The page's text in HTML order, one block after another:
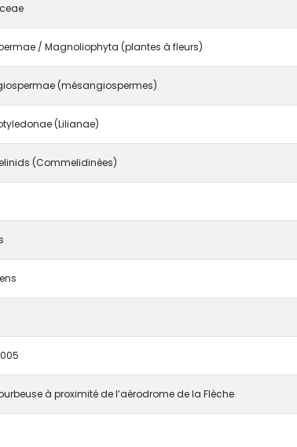
/ Magnoliophyta (plantes à fleurs)
(mésangiospermes)
(Lilianae)
(Commelidinées)
à proximité de l’aérodrome de la Flèche